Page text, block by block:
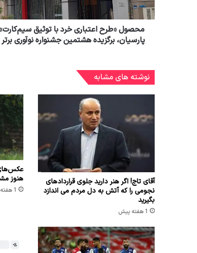
محصول «طرح اعتباری خرد با توثیق
پارسیان، برگزیده هشتمین جشنواره نوآوری برتر
نوشته های مشابه
آقای تاج! اگر هنر دارید جلوی قراردادهای
نجومی را که آتش به دل مردم می اندازد
بگیرید
1 هفته پیش
عکس‌های
هنوز
1 هفته پیش